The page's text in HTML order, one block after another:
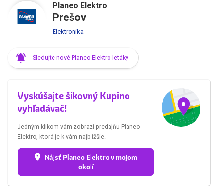
Planeo Elektro
Prešov
Elektronika
Sledujte nové Planeo Elektro letáky
Vyskúšajte šikovný Kupino
vyhľadávač!
Jedným klikom vám zobrazí predajňu Planeo
Elektro, ktorá je k vám najbližšie.
okolí